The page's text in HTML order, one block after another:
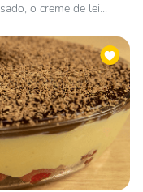
o creme de lei...